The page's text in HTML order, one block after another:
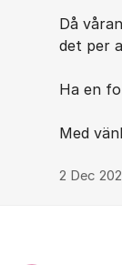
Då
det per
Ha en
Med
2 Dec